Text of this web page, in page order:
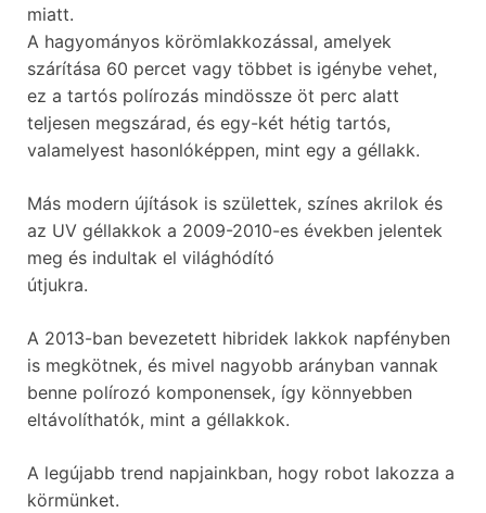
miatt.
A hagyományos körömlakkozással, amelyek
szárítása 60 percet vagy többet is igénybe vehet,
ez a tartós polírozás mindössze öt perc alatt
teljesen megszárad, és egy-két hétig tartós,
valamelyest hasonlóképpen, mint egy a géllakk.
Más modern újítások is születtek, színes akrilok és
az UV géllakkok a 2009-2010-es években jelentek
meg és indultak el világhódító
útjukra.
A 2013-ban bevezetett hibridek lakkok napfényben
is megkötnek, és mivel nagyobb arányban vannak
benne polírozó komponensek, így könnyebben
eltávolíthatók, mint a géllakkok.
A legújabb trend napjainkban, hogy robot lakozza a
körmünket.